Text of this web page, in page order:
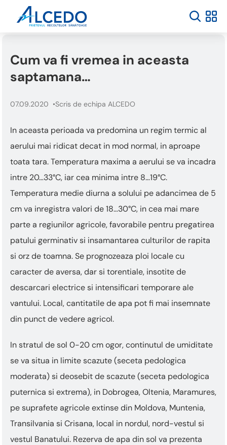
Cum va fi vremea in aceasta
saptamana…
07.09.2020 Scris de echipa ALCEDO
In aceasta perioada va predomina un regim termic al
aerului mai ridicat decat in mod normal, in aproape
toata tara. Temperatura maxima a aerului se va incadra
intre 20…33°C, iar cea minima intre 8…19°C.
Temperatura medie diurna a solului pe adancimea de 5
cm va inregistra valori de 18…30°C, in cea mai mare
parte a regiunilor agricole, favorabile pentru pregatirea
patului germinativ si insamantarea culturilor de rapita
si orz de toamna. Se prognozeaza ploi locale cu
caracter de aversa, dar si torentiale, insotite de
descarcari electrice si intensificari temporare ale
vantului. Local, cantitatile de apa pot fi mai insemnate
din punct de vedere agricol.
In stratul de sol 0-20 cm ogor, continutul de umiditate
se va situa in limite scazute (seceta pedologica
moderata) si deosebit de scazute (seceta pedologica
puternica si extrema), in Dobrogea, Oltenia, Maramures,
pe suprafete agricole extinse din Moldova, Muntenia,
Transilvania si Crisana, local in nordul, nord-vestul si
vestul Banatului. Rezerva de apa din sol va prezenta